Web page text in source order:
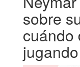
sobre
cuándo